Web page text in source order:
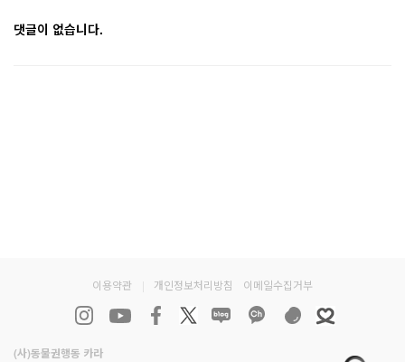
댓글이 없습니다.
이용약관 개인정보처리방침 이메일수집거부
(사)동물권행동 카라